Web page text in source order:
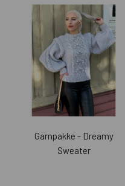
Garnpakke - Dreamy
Sweater